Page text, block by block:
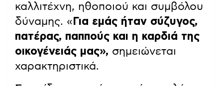
καλλιτέχνη, ηθοποιού και συμβόλου
δύναμης. « Για εμάς ήταν σύζυγος,
πατέρας, παππούς και η καρδιά της
οικογένειάς μας», σημειώνεται
χαρακτηριστικά.